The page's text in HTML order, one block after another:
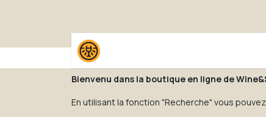
Bienvenu dans la boutique en ligne de
En utilisant la fonction "Recherche" vous